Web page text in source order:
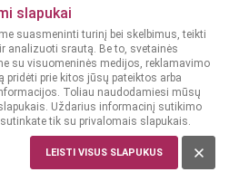
slapukai
suasmeninti turinį bei skelbimus, teikti
analizuoti srautą. Be to, svetainės
su visuomeninės medijos, reklamavimo
pridėti prie kitos jūsų pateiktos arba
Toliau naudodamiesi mūsų
Uždarius informacinį sutikimo
tik su privalomais slapukais.
LEISTI VISUS SLAPUKUS
1 l